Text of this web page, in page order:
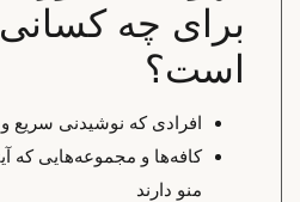
برای چه
است؟
افرادی که نوشیدنی سریع و
کافه‌ها و مجموعه‌هایی که
منو دارند